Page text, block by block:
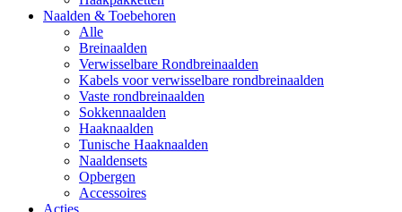
Naalden & Toebehoren
Alle
Breinaalden
Verwisselbare Rondbreinaalden
Kabels voor verwisselbare rondbreinaalden
Vaste rondbreinaalden
Sokkennaalden
Haaknaalden
Tunische Haaknaalden
Naaldensets
Opbergen
Accessoires
Acties